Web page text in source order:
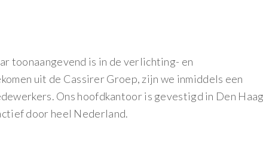
toonaangevend is in de verlichting- en
uit de Cassirer Groep, zijn we inmiddels een
Ons hoofdkantoor is gevestigd in Den
door heel Nederland.